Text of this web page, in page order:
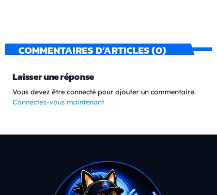
COMMENTAIRES D’ARTICLES (0)
Laisser une réponse
Vous devez être connecté pour ajouter un commentaire.
Connectez-vous maintenant